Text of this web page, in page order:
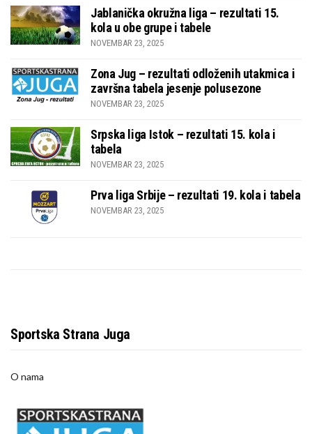
Jablanička okružna liga – rezultati 15.
kola u obe grupe i tabele
NOVEMBAR 23, 2025
Zona Jug – rezultati odloženih utakmica i
završna tabela jesenje polusezone
NOVEMBAR 23, 2025
Srpska liga Istok – rezultati 15. kola i
tabela
NOVEMBAR 23, 2025
Prva liga Srbije – rezultati 19. kola i tabela
NOVEMBAR 23, 2025
Sportska Strana Juga
O nama